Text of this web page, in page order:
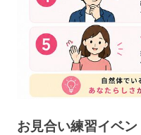
お見合い練習イベ